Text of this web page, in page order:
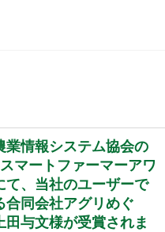
業情報システム協会の
マートファーマーアワ
て、当社のユーザーで
合同会社アグリめぐ
与文様が受賞されま